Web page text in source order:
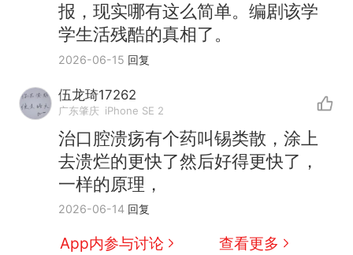
报，现实哪有这么简单。编剧该学
学生活残酷的真相了。
2026-06-15 回复
伍龙琦17262
广东肇庆 iPhone SE 2
治口腔溃疡有个药叫锡类散，涂上
去溃烂的更快了然后好得更快了，
一样的原理，
2026-06-14 回复
App内参与讨论 查看更多
热
十多万人报名的考试，成绩
全部作废，公平么？
新 全球唯一没有法定首都的国
家，刚改国名，总统就邀请中
国大使骑行绕了几乎整个国境
线一圈，还曾两次到中国寻根
搬家报价570元，搬到楼下交
5060元才肯搬上楼！女子傻眼
了……
视频丨只要一枚命中就能让航